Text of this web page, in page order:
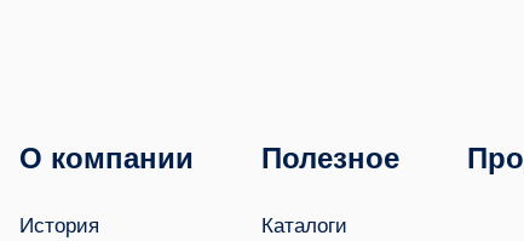
О компании
История
Полезное
Каталоги